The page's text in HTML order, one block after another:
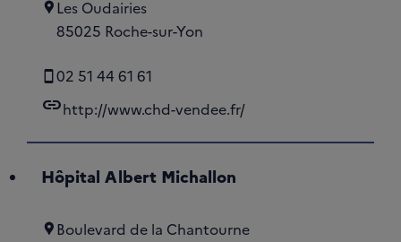
Les Oudairies
85025 Roche-sur-Yon
02 51 44 61 61
linkhttp://www.chd-vendee.fr/
Hôpital Albert Michallon
Boulevard de la Chantourne